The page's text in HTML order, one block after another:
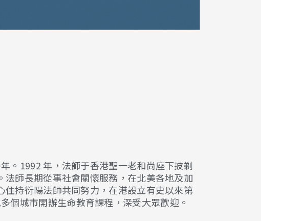
。1992 年，法師于香港聖一老和尚座下披剃
師長期從事社會關懷服務，在北美各地及加
持衍陽法師共同努力，在港設立有史以來第
個城市開辦生命教育課程，深受大眾歡迎。